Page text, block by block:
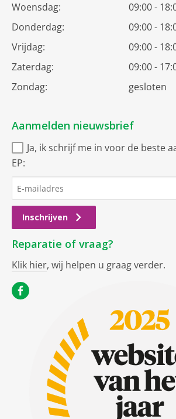
Woensdag:
09:00 -
Donderdag:
09:00 -
Vrijdag:
09:00 -
Zaterdag:
09:00 -
Zondag:
gesloten
Aanmelden nieuwsbrief
Ja, ik schrijf me in voor de beste
EP:
Inschrijven
Reparatie of vraag?
Klik hier, wij helpen u graag verder.